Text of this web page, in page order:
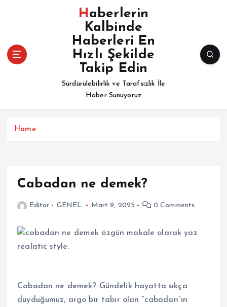
l
Haberlerin
Kalbinde
Haberleri En
Hızlı Şekilde
Takip Edin
Sürdürülebilirlik ve Tarafsızlık İle
Haber Sunuyoruz
Home
Cabadan ne demek?
Editor GENEL Mart 9, 2025 0 Comments
Cabadan ne demek? Gündelik hayatta sıkça
duyduğumuz, argo bir tabir olan “cabadan”ın